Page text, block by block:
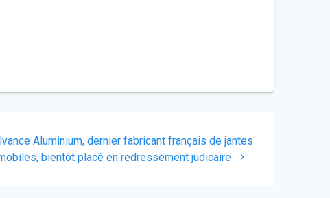
Aluminium, dernier fabricant français de jantes
bientôt placé en redressement judicaire